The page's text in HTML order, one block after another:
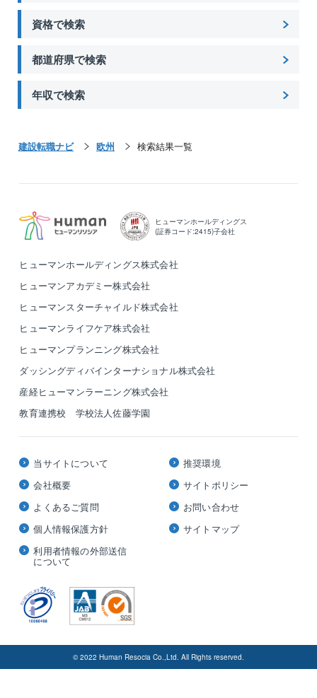
資格で検索
都道府県で検索
年収で検索
建設転職ナビ 欧州 検索結果一覧
ヒューマンホールディングス
(証券コード:2415)子会社
ヒューマンホールディングス株式会社
ヒューマンアカデミー株式会社
ヒューマンスターチャイルド株式会社
ヒューマンライフケア株式会社
ヒューマンプランニング株式会社
ダッシングディバインターナショナル株式会社
産経ヒューマンラーニング株式会社
教育連携校 学校法人佐藤学園
当サイトについて
会社概要
よくあるご質問
個人情報保護方針
利用者情報の外部送信
について
推奨環境
サイトポリシー
お問い合わせ
サイトマップ
© 2022 Human Resocia Co.,Ltd. All Rights reserved.